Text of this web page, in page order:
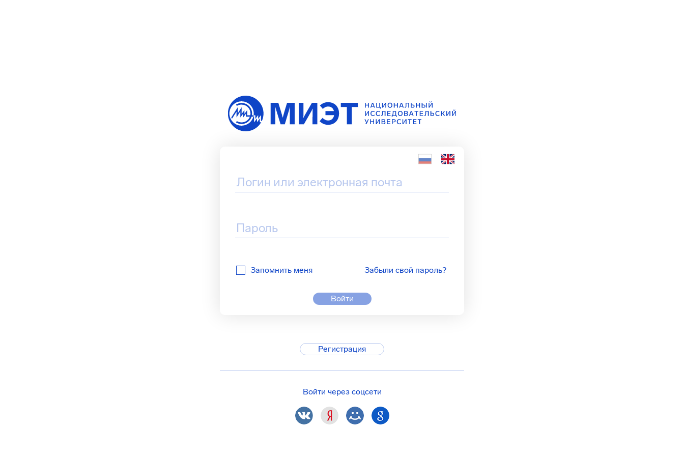
Запомнить меня Забыли свой пароль?
Войти
Регистрация
Войти через соцсети